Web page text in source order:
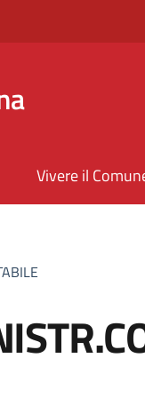
Vivere il